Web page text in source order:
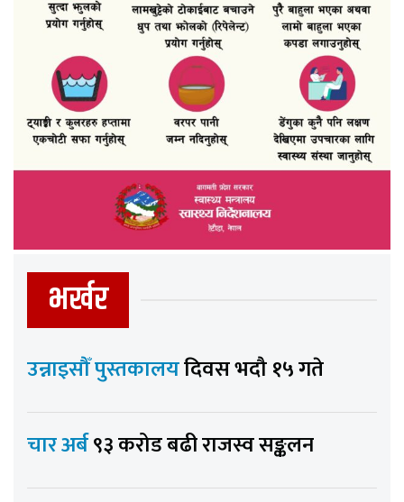
भर्खर
उन्नाइसौँ पुस्तकालयदिवस भदौ १५ गते
चार अर्ब९३ करोड बढी राजस्व सङ्कलन